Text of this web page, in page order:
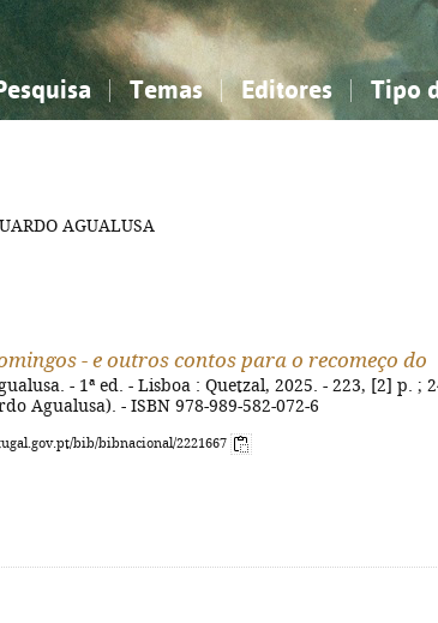
Temas Editores Tipo
AGUALUSA
- e outros contos para o recomeço do
- 1ª ed. - Lisboa : Quetzal, 2025. - 223, [2] p. ;
Agualusa). - ISBN 978-989-582-072-6
bib/bibnacional/2221667